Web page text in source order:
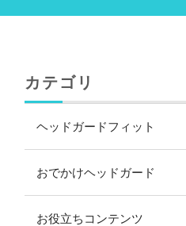
カテゴリ
ヘッドガードフィット
おでかけヘッドガード
お役立ちコンテンツ